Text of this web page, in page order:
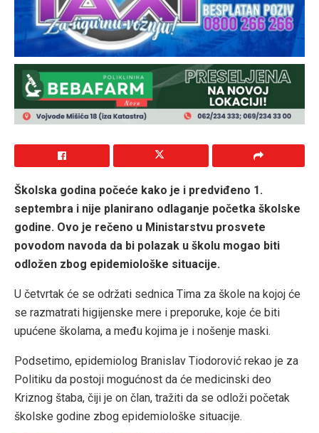
Školska godina počeće kako je i predviđeno 1.
septembra i nije planirano odlaganje početka školske
godine. Ovo je rečeno u Ministarstvu prosvete
povodom navoda da bi polazak u školu mogao biti
odložen zbog epidemiološke situacije.
U četvrtak će se održati sednica Tima za škole na kojoj će
se razmatrati higijenske mere i preporuke, koje će biti
upućene školama, a među kojima je i nošenje maski.
Podsetimo, epidemiolog Branislav Tiodorović rekao je za
Politiku da postoji mogućnost da će medicinski deo
Kriznog štaba, čiji je on član, tražiti da se odloži početak
školske godine zbog epidemiološke situacije.